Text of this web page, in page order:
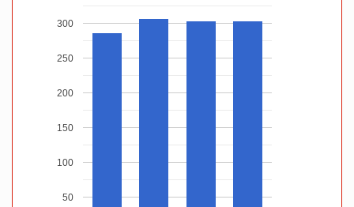
50
100
150
200
250
300